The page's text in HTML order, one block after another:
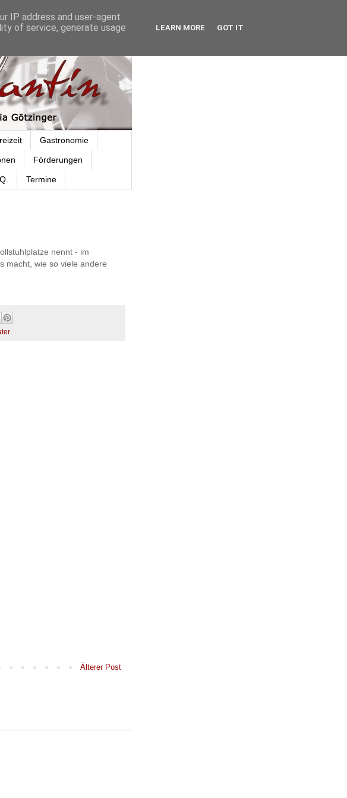
Gastronomie
Förderungen
Termine
nennt - im
macht, wie so viele andere
Älterer Post
IP address and user-agent
of service, generate usage
LEARN MORE GOT IT